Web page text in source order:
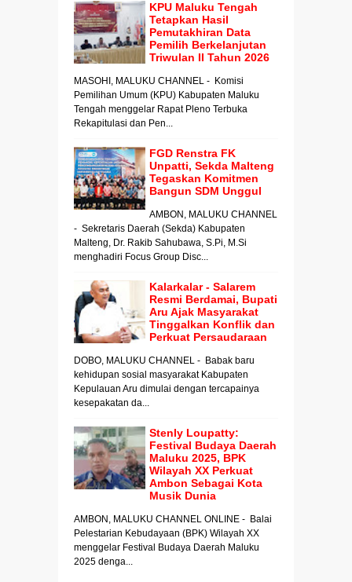
KPU Maluku Tengah
Tetapkan Hasil
Pemutakhiran Data
Pemilih Berkelanjutan
Triwulan II Tahun 2026
MASOHI, MALUKU CHANNEL - Komisi
Pemilihan Umum (KPU) Kabupaten Maluku
Tengah menggelar Rapat Pleno Terbuka
Rekapitulasi dan Pen...
FGD Renstra FK
Unpatti, Sekda Malteng
Tegaskan Komitmen
Bangun SDM Unggul
AMBON, MALUKU CHANNEL
- Sekretaris Daerah (Sekda) Kabupaten
Malteng, Dr. Rakib Sahubawa, S.Pi, M.Si
menghadiri Focus Group Disc...
Kalarkalar - Salarem
Resmi Berdamai, Bupati
Aru Ajak Masyarakat
Tinggalkan Konflik dan
Perkuat Persaudaraan
DOBO, MALUKU CHANNEL - Babak baru
kehidupan sosial masyarakat Kabupaten
Kepulauan Aru dimulai dengan tercapainya
kesepakatan da...
Stenly Loupatty:
Festival Budaya Daerah
Maluku 2025, BPK
Wilayah XX Perkuat
Ambon Sebagai Kota
Musik Dunia
AMBON, MALUKU CHANNEL ONLINE - Balai
Pelestarian Kebudayaan (BPK) Wilayah XX
menggelar Festival Budaya Daerah Maluku
2025 denga...